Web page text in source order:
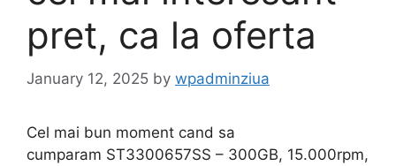
pret, ca la oferta
January 12, 2025 by wpadminziua
Cel mai bun moment cand sa
cumparam ST3300657SS – 300GB, 15.000rpm,